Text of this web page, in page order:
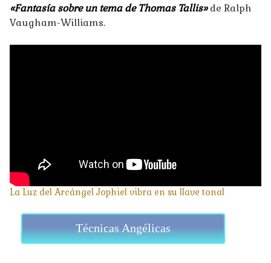
«Fantasía sobre un tema de Thomas Tallis»de Ralph
Vaugham-Williams.
La Luz del Arcángel Jophiel vibra en su llave tonal
Técnicas Angélicas